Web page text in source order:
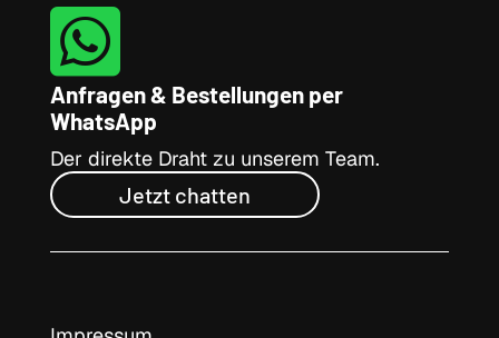
Anfragen & Bestellungen per
WhatsApp
Der direkte Draht zu unserem Team.

Jetzt chatten